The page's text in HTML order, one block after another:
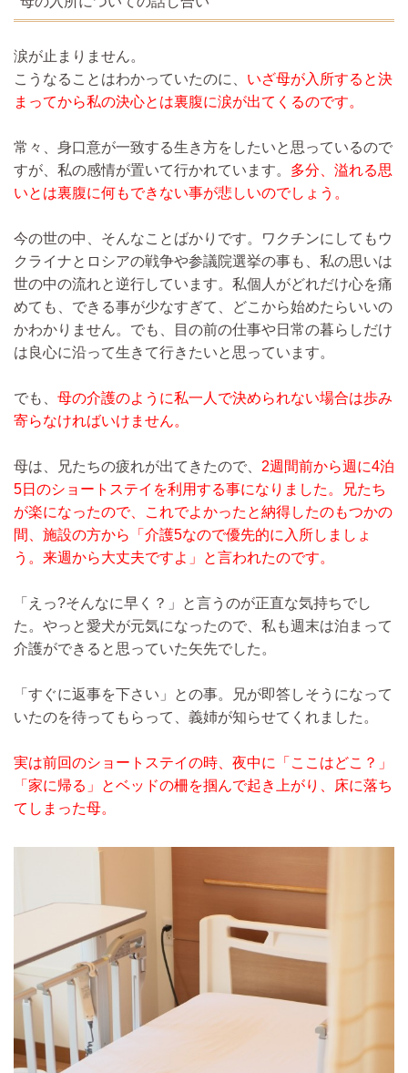
涙が止まりません。
こうなることはわかっていたのに、 いざ母が入所すると決
まってから私の決心とは裏腹に涙が出てくるのです。
常々、身口意が一致する生き方をしたいと思っているので
すが、私の感情が置いて行かれています。 多分、溢れる思
いとは裏腹に何もできない事が悲しいのでしょう。
今の世の中、そんなことばかりです。ワクチンにしてもウ
クライナとロシアの戦争や参議院選挙の事も、私の思いは
世の中の流れと逆行しています。私個人がどれだけ心を痛
めても、できる事が少なすぎて、どこから始めたらいいの
かわかりません。でも、目の前の仕事や日常の暮らしだけ
は良心に沿って生きて行きたいと思っています。
でも、 母の介護のように私一人で決められない場合は歩み
寄らなければいけません。
母は、兄たちの疲れが出てきたので、 2週間前から週に4泊
5日のショートステイを利用する事になりました。兄たち
が楽になったので、これでよかったと納得したのもつかの
間、施設の方から「介護5なので優先的に入所しましょ
う。来週から大丈夫ですよ」と言われたのです。
「えっ?そんなに早く？」と言うのが正直な気持ちでし
た。やっと愛犬が元気になったので、私も週末は泊まって
介護ができると思っていた矢先でした。
「すぐに返事を下さい」との事。兄が即答しそうになって
いたのを待ってもらって、義姉が知らせてくれました。
実は前回のショートステイの時、夜中に「ここはどこ？」
「家に帰る」とベッドの柵を掴んで起き上がり、床に落ち
てしまった母。